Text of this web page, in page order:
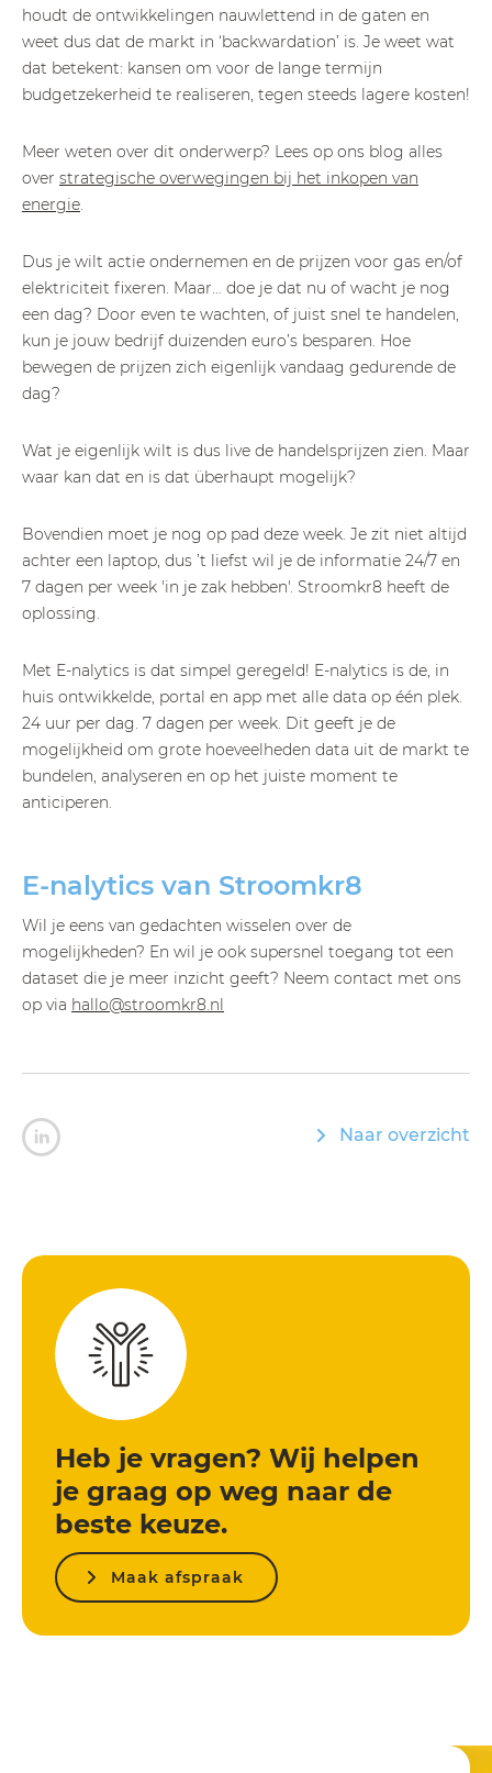
houdt de ontwikkelingen nauwlettend in de gaten en
weet dus dat de markt in ‘backwardation’ is. Je weet wat
dat betekent: kansen om voor de lange termijn
budgetzekerheid te realiseren, tegen steeds lagere kosten!
Meer weten over dit onderwerp? Lees op ons blog alles
over strategische overwegingen bij het inkopen van
energie.
Dus je wilt actie ondernemen en de prijzen voor gas en/of
elektriciteit fixeren. Maar… doe je dat nu of wacht je nog
een dag? Door even te wachten, of juist snel te handelen,
kun je jouw bedrijf duizenden euro’s besparen. Hoe
bewegen de prijzen zich eigenlijk vandaag gedurende de
dag?
Wat je eigenlijk wilt is dus live de handelsprijzen zien. Maar
waar kan dat en is dat überhaupt mogelijk?
Bovendien moet je nog op pad deze week. Je zit niet altijd
achter een laptop, dus ’t liefst wil je de informatie 24/7 en
7 dagen per week 'in je zak hebben'. Stroomkr8 heeft de
oplossing.
Met E-nalytics is dat simpel geregeld! E-nalytics is de, in
huis ontwikkelde, portal en app met alle data op één plek.
24 uur per dag. 7 dagen per week. Dit geeft je de
mogelijkheid om grote hoeveelheden data uit de markt te
bundelen, analyseren en op het juiste moment te
anticiperen.
E-nalytics van Stroomkr8
Wil je eens van gedachten wisselen over de
mogelijkheden? En wil je ook supersnel toegang tot een
dataset die je meer inzicht geeft? Neem contact met ons
op via hallo@stroomkr8.nl
Naar overzicht
Heb je vragen? Wij helpen
je graag op weg naar de
beste keuze.
Maak afspraak